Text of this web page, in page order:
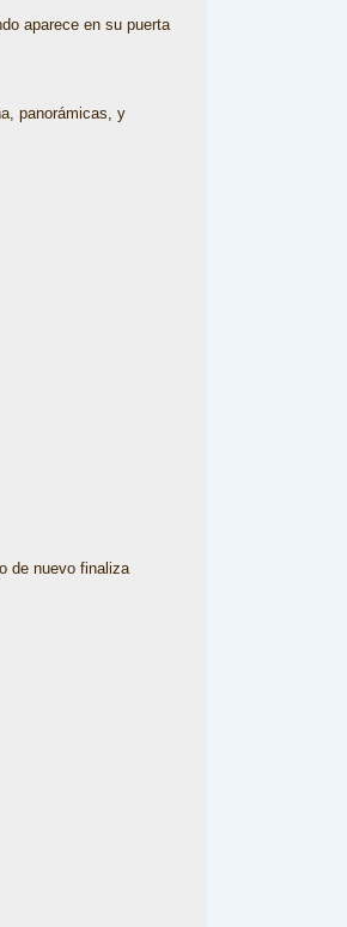
aparece en su puerta
panorámicas, y
de nuevo finaliza